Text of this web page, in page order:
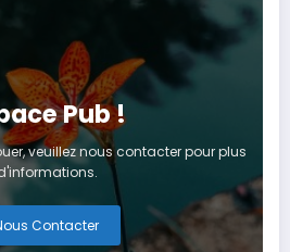
Pub !
veuillez nous contacter pour plus
Contacter